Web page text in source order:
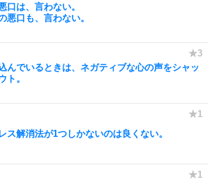
口は、言わない。
悪口も、言わない。
んでいるときは、ネガティブな心の声をシャッ
ト。
ス解消法が1つしかないのは良くない。